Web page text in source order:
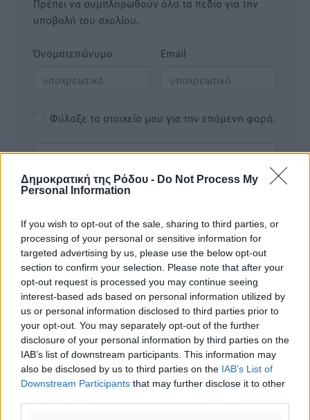
Δημοκρατική της Ρόδου - Do Not Process My
Personal Information
If you wish to opt-out of the sale, sharing to third parties, or
processing of your personal or sensitive information for
targeted advertising by us, please use the below opt-out
section to confirm your selection. Please note that after your
opt-out request is processed you may continue seeing
interest-based ads based on personal information utilized by
us or personal information disclosed to third parties prior to
your opt-out. You may separately opt-out of the further
disclosure of your personal information by third parties on the
IAB’s list of downstream participants. This information may
also be disclosed by us to third parties on the IAB’s List of
Downstream Participants that may further disclose it to other
υποβολή του σχολίου.
Όνοματεπώνυμο Email
Φύλαξε τα στοιχεία μου για την επόμενη φορά.
Υπενθύμιση:
Για την μερική αναπαραγωγή της είδησης από άλλες